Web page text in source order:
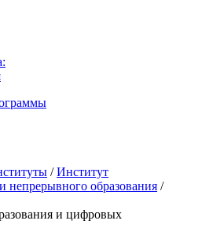
/Институт
непрерывного образования /
и цифровых